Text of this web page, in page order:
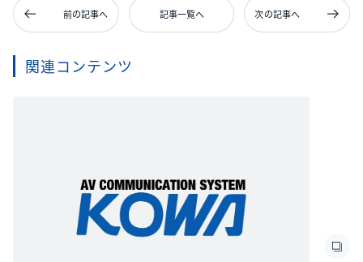
前の記事へ 記事一覧へ 次の記事へ
関連コンテンツ